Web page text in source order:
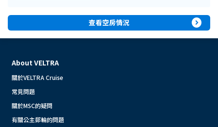
查看空房情況 expand_circle_right
About VELTRA
關於VELTRA Cruise
常見問題
關於MSC的疑問
有關公主郵輪的問題